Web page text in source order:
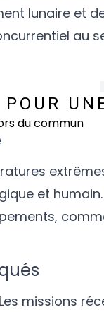
lunaire et
au
et
missions